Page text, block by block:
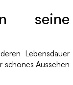
seine
Lebensdauer
schönes Aussehen